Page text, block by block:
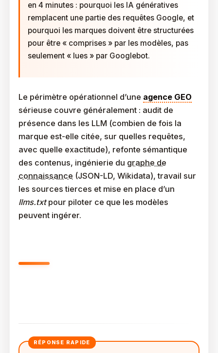
en 4 minutes : pourquoi les IA génératives
remplacent une partie des requêtes Google, et
pourquoi les marques doivent être structurées
pour être « comprises » par les modèles, pas
seulement « lues » par Googlebot.
Le périmètre opérationnel d’une agence GEO
sérieuse couvre généralement : audit de
présence dans les LLM (combien de fois la
marque est-elle citée, sur quelles requêtes,
avec quelle exactitude), refonte sémantique
des contenus, ingénierie du graphe de
connaissance (JSON-LD, Wikidata), travail sur
les sources tierces et mise en place d’un
llms.txtpour piloter ce que les modèles
peuvent ingérer.